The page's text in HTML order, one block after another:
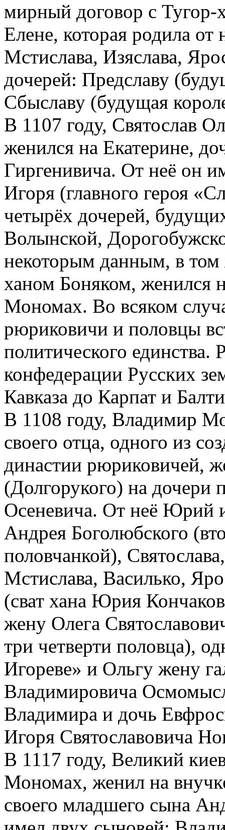
мирный договор с Тугор-
Елене, которая родила
Мстислава, Изяслава,
дочерей: Предславу
Сбыславу (будущая
В 1107 году, Святослав
женился на Екатерине,
Гиргенивича. От неё он
Игоря (главного героя
четырёх дочерей,
Волынской,
некоторым данным, в том
ханом Боняком, женился
Мономах. Во всяком
рюриковичи и половцы
политического
конфедерации Русских
Кавказа до Карпат и
В 1108 году, Владимир
своего отца, одного из
династии рюриковичей,
(Долгорукого) на дочери
Осеневича. От неё Юрий
Андрея Боголюбского
половчанкой),
Мстислава, Василько,
(сват хана Юрия
жену Олега
три четверти половца),
Игореве» и Ольгу жену
Владимировича
Владимира и дочь
Игоря Святославовича
В 1117 году, Великий
Мономах, женил на
своего младшего сына